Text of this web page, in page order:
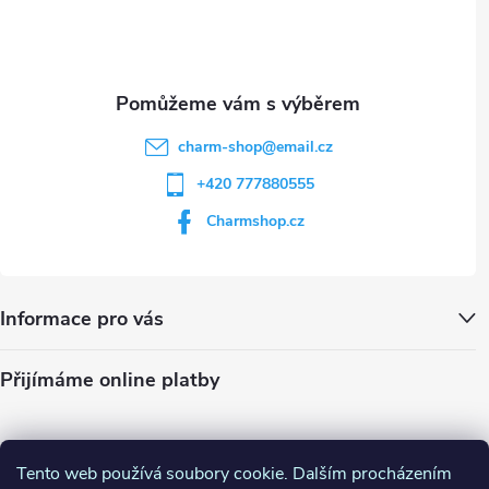
Tento web používá soubory cookie. Dalším procházením
charm-shop@email.cz
+420 777880555
Charmshop.cz
Informace pro vás
Přijímáme online platby